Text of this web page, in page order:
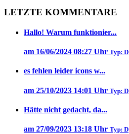
LETZTE KOMMENTARE
Hallo! Warum funktionier...
am 16/06/2024 08:27 Uhr Typ: D
es fehlen leider icons w...
am 25/10/2023 14:01 Uhr Typ: D
Hätte nicht gedacht, da...
am 27/09/2023 13:18 Uhr Typ: D